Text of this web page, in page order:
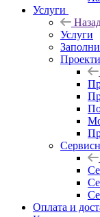
Услуги
Услуги
Оплата и